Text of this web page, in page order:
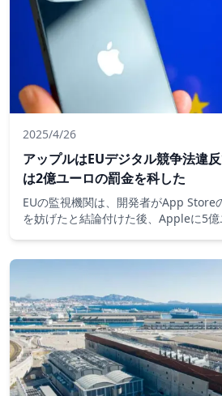
2025/4/26
アップルはEUデジタル競争法違
は2億ユーロの罰金を科した
EUの監視機関は、開発者がApp Store
を妨げたと結論付けた後、Appleに5億